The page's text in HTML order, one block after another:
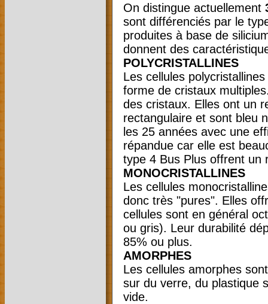
On distingue actuellement
sont différenciés par le
produites à base de
donnent des
POLYCRISTALLINES
Les cellules
forme de cristaux
des cristaux. Elles ont un
rectangulaire et sont bleu
les 25 années avec une
répandue car elle est
type 4 Bus Plus offrent un
MONOCRISTALLINES
Les cellules
donc très "pures". Elles
cellules sont en général
ou gris). Leur durabilité
85% ou plus.
AMORPHES
Les cellules amorphes
sur du verre, du plastique
vide.